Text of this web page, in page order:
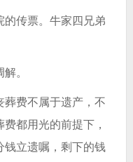
的传票。牛家四兄弟
。
葬费不属于遗产，不
都用光的前提下，
钱立遗嘱，剩下的钱